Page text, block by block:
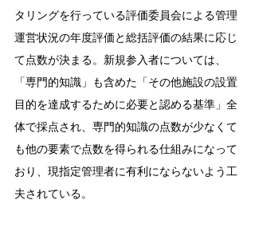
タリングを行っている評価委員会による管理
運営状況の年度評価と総括評価の結果に応じ
て点数が決まる。新規参入者については、
「専門的知識」も含めた「その他施設の設置
目的を達成するために必要と認める基準」全
体で採点され、専門的知識の点数が少なくて
も他の要素で点数を得られる仕組みになって
おり、現指定管理者に有利にならないよう工
夫されている。